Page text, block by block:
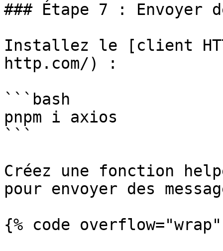
### Étape 7 : Envoyer
Installez le [client
http.com/) :
```bash
pnpm i axios
```
Créez une fonction
pour envoyer des
{% code